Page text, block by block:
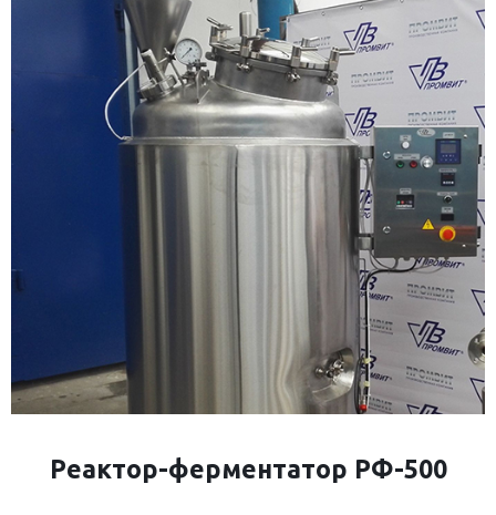
Реактор-ферментатор РФ-500